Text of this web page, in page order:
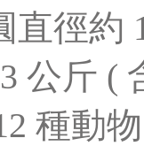
直徑約
公斤 (
種動